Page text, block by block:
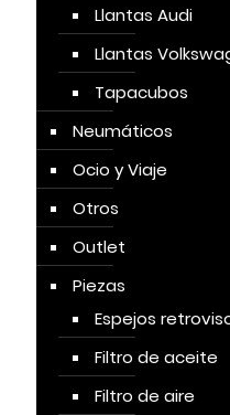
Llantas Audi
Llantas
Tapacubos
Neumáticos
Ocio y Viaje
Otros
Outlet
Piezas
Espejos
Filtro de aceite
Filtro de aire